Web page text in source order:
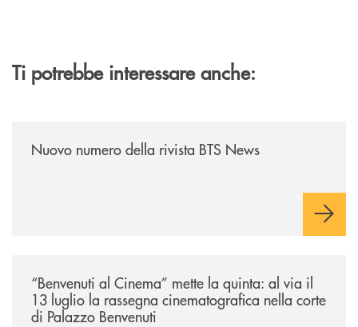
Ti potrebbe interessare anche:
Nuovo numero della rivista BTS News
“Benvenuti al Cinema” mette la quinta: al via il
13 luglio la rassegna cinematografica nella corte
di Palazzo Benvenuti